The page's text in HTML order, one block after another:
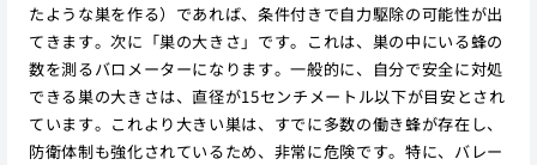
たような巣を作る）であれば、条件付きで自力駆除の可能性が出
てきます。次に「巣の大きさ」です。これは、巣の中にいる蜂の
数を測るバロメーターになります。一般的に、自分で安全に対処
できる巣の大きさは、直径が15センチメートル以下が目安とされ
ています。これより大きい巣は、すでに多数の働き蜂が存在し、
防衛体制も強化されているため、非常に危険です。特に、バレー